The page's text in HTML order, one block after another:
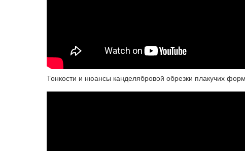
Тонкости и нюансы канделябровой обрезки плакучих